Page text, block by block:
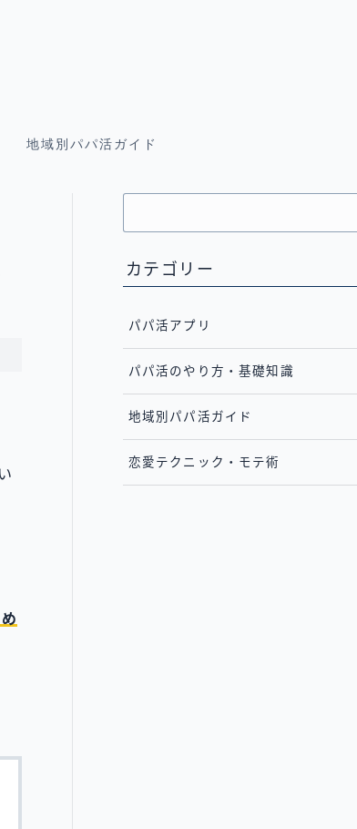
地域別パパ活ガイド
カテゴリー
パパ活アプリ
パパ活のやり方・基礎知識
地域別パパ活ガイド
恋愛テクニック・モテ術